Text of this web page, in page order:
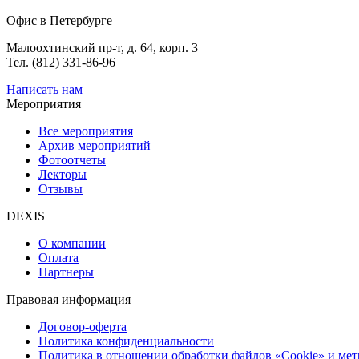
Офис в Петербурге
Малоохтинский пр-т, д. 64, корп. 3
Тел. (812) 331-86-96
Написать нам
Мероприятия
Все мероприятия
Архив мероприятий
Фотоотчеты
Лекторы
Отзывы
DEXIS
О компании
Оплата
Партнеры
Правовая информация
Договор-оферта
Политика конфиденциальности
Политика в отношении обработки файлов «Cookie» и